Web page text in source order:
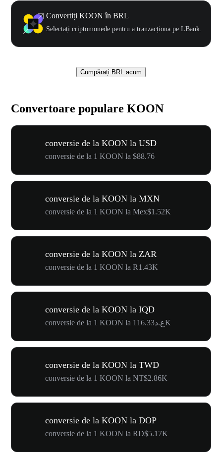
Convertiți KOON în BRL
Selectați criptomonede pentru a tranzacționa pe LBank.
Cumpărați BRL acum
Convertoare populare KOON
conversie de la KOON la USD
conversie de la 1 KOON la $88.76
conversie de la KOON la MXN
conversie de la 1 KOON la Mex$1.52K
conversie de la KOON la ZAR
conversie de la 1 KOON la R1.43K
conversie de la KOON la IQD
conversie de la 1 KOON la ع.د116.33K
conversie de la KOON la TWD
conversie de la 1 KOON la NT$2.86K
conversie de la KOON la DOP
conversie de la 1 KOON la RD$5.17K